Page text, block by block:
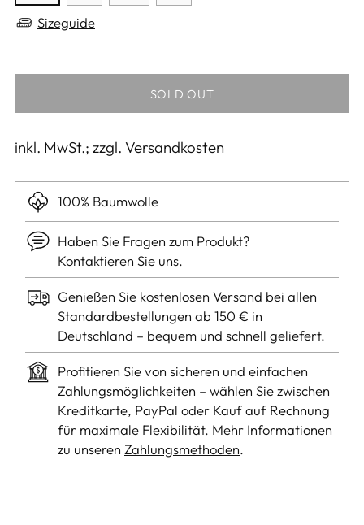
Sizeguide
SOLD OUT
inkl. MwSt.; zzgl. Versandkosten
100% Baumwolle
Haben Sie Fragen zum Produkt?
Kontaktieren Sie uns.
Genießen Sie kostenlosen Versand bei allen
Standardbestellungen ab 150 € in
Deutschland – bequem und schnell geliefert.
Profitieren Sie von sicheren und einfachen
Zahlungsmöglichkeiten – wählen Sie zwischen
Kreditkarte, PayPal oder Kauf auf Rechnung
für maximale Flexibilität. Mehr Informationen
zu unseren Zahlungsmethoden.